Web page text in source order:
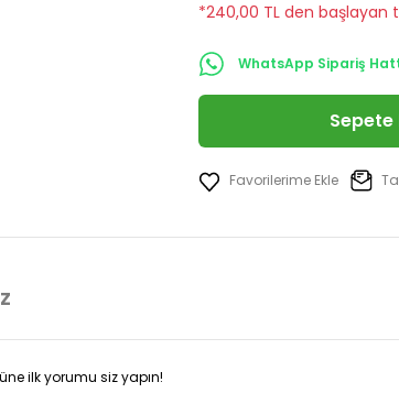
*240,00 TL den başlayan
WhatsApp Sipariş
Sepete
ilk yorumu siz yapın!